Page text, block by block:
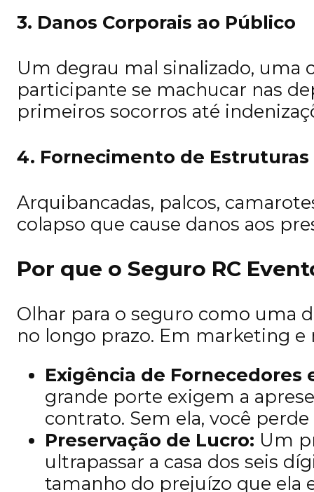
3. Danos Corporais ao Público
Um degrau mal sinalizado, uma
participante se machucar nas
primeiros socorros até
4. Fornecimento de Estruturas
Arquibancadas, palcos,
colapso que cause danos aos
Por que o Seguro RC
Olhar para o seguro como uma
no longo prazo. Em marketing e
Exigência de Fornecedores
grande porte exigem a
contrato. Sem ela, você
Preservação de Lucro: Um
ultrapassar a casa dos seis
tamanho do prejuízo que ela